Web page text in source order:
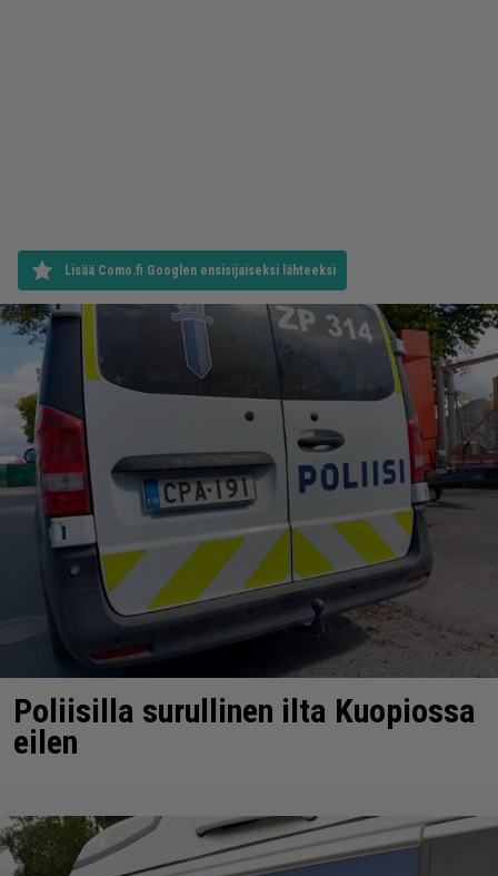
Lisää Como.fi Googlen ensisijaiseksi lähteeksi
Poliisilla surullinen ilta Kuopiossa
eilen